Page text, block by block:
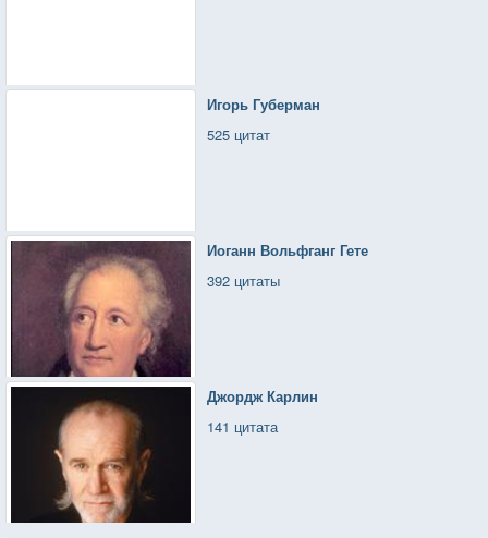
Игорь Губерман
525 цитат
Иоганн Вольфганг Гете
392 цитаты
Джордж Карлин
141 цитата